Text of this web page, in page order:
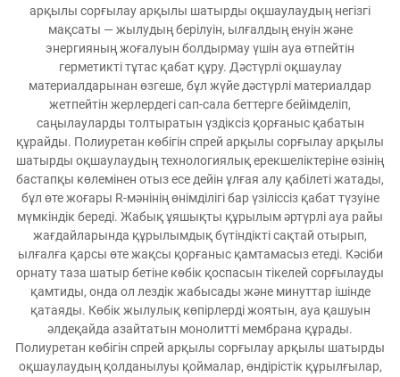
арқылы сорғылау арқылы шатырды оқшаулаудың негізгі
мақсаты — жылудың берілуін, ылғалдың енуін және
энергияның жоғалуын болдырмау үшін ауа өтпейтін
герметикті тұтас қабат құру. Дәстүрлі оқшаулау
материалдарынан өзгеше, бұл жүйе дәстүрлі материалдар
жетпейтін жерлердегі сап-сала беттерге бейімделіп,
саңылауларды толтыратын үздіксіз қорғаныс қабатын
құрайды. Полиуретан көбігін спрей арқылы сорғылау арқылы
шатырды оқшаулаудың технологиялық ерекшеліктеріне өзінің
бастапқы көлемінен отыз есе дейін ұлғая алу қабілеті жатады,
бұл өте жоғары R-мәнінің өнімділігі бар үзіліссіз қабат түзуіне
мүмкіндік береді. Жабық ұяшықты құрылым әртүрлі ауа райы
жағдайларында құрылымдық бүтіндікті сақтай отырып,
ылғалға қарсы өте жақсы қорғаныс қамтамасыз етеді. Кәсіби
орнату таза шатыр бетіне көбік қоспасын тікелей сорғылауды
қамтиды, онда ол лездік жабысады және минуттар ішінде
қатаяды. Көбік жылулық көпірлерді жоятын, ауа қашуын
әлдеқайда азайтатын монолитті мембрана құрады.
Полиуретан көбігін спрей арқылы сорғылау арқылы шатырды
оқшаулаудың қолданылуы қоймалар, өндірістік құрылғылар,